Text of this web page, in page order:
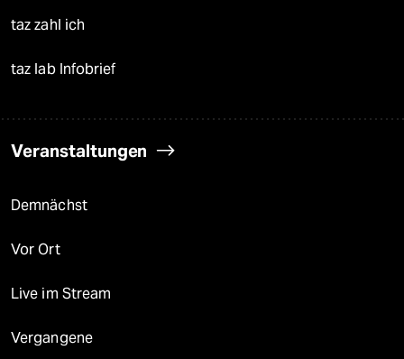
taz zahl ich
taz lab Infobrief
Veranstaltungen
Demnächst
Vor Ort
Live im Stream
Vergangene